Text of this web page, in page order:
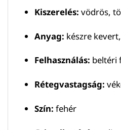
Kiszerelés: vödrös,
Anyag: készre
Felhasználás: beltéri
Rétegvastagság:
Szín: fehér